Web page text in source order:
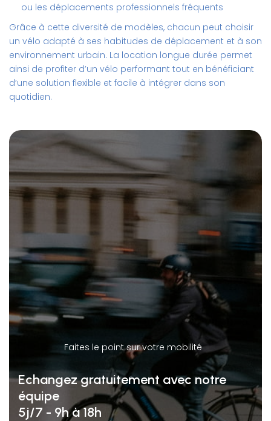
ou les déplacements professionnels fréquents
Grâce à cette diversité de modèles, chacun peut choisir
un vélo adapté à ses habitudes de déplacement et à son
environnement urbain. La location longue durée permet
ainsi de profiter d’un vélo performant tout en bénéficiant
d’une solution flexible et facile à intégrer dans son
quotidien.
Faites le point sur votre mobilité
Echangez gratuitement avec notre
équipe
5j/7 - 9h à 18h